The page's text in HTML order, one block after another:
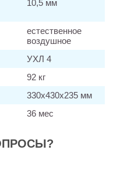
10,5 мм
естественное
воздушное
УХЛ 4
92 кг
330х430х235 мм
36 мес